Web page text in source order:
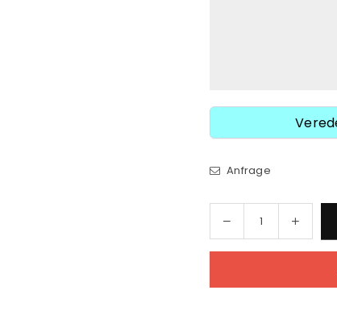
Anfrage
Menge
für
1/4
Sweater
Menge
für
1/4